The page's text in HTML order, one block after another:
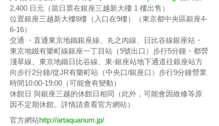
2,400 日元（當日票在銀座三越新大樓 1 樓出售）
位置銀座三越新大樓8樓（入口在9樓）（東京都中央區銀座4-
6-16）
交通 ・直通東京地鐵銀座線、丸之內線、日比谷線銀座站・
東京地鐵有樂町線銀座一丁目站（9號出口）步行5分鐘・都營
淺草線、東京地鐵日比谷線、東-銀座站地下通道往銀座站方
向步行2分鐘/從JR有樂町站（中央口/銀座口）步行9分鐘營業
時間10:00-19:00（可能會有變動）
休館日 與銀座三越的休館日相同（此外，可能會因維修等原
因不定期休館。詳情請查看官方網站）
官方網站http://artaquarium.jp/